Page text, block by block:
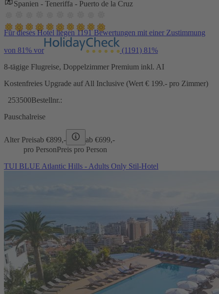
Spanien - Teneriffa - Puerto de la Cruz
Für dieses Hotel liegen 1191 Bewertungen mit einer Zustimmung
von 81% vor (1191) 81%
8-tägige Flugreise, Doppelzimmer Premium inkl. AI
Kostenfreies Upgrade auf All Inclusive (Wert € 199.- pro Zimmer)
253500Bestellnr.:
Pauschalreise
Alter Preisab €899,- ab €699,-
pro PersonPreis pro Person
TUI BLUE Atlantic Hills - Adults Only Stil-Hotel